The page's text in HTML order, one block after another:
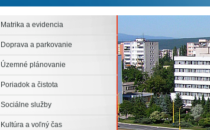
Matrika a evidencia
Doprava a parkovanie
Územné plánovanie
Poriadok a čistota
Sociálne služby
Kultúra a voľný čas